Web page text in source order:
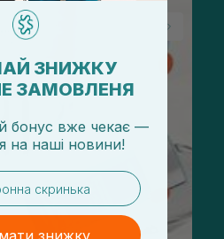
ЗНИЖКУ
ЗАМОВЛЕНЯ
бонус вже чекає —
на наші новини!
знижку